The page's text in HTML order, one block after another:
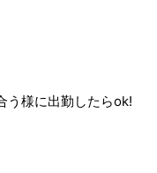
う様に出勤したらok!